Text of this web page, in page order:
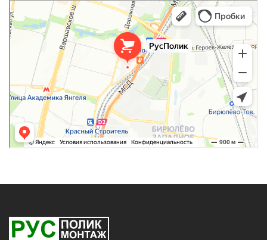
РусПолик
Оргстекло, поликарбонат в Москве
Строительные и отделочные работы в Москве